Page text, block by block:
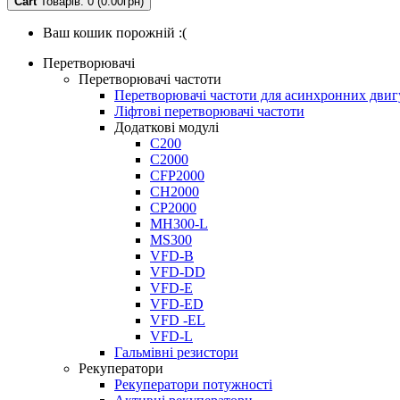
Ваш кошик порожній :(
Перетворювачі
Перетворювачі частоти
Перетворювачі частоти для асинхронних
Ліфтові перетворювачі частоти
Додаткові модулі
C200
C2000
CFP2000
CH2000
CP2000
MH300-L
MS300
VFD-B
VFD-DD
VFD-E
VFD-ED
VFD -EL
VFD-L
Гальмівні резистори
Рекуператори
Рекуператори потужності